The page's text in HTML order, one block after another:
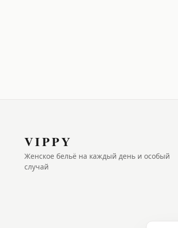
VIPPY
Женское бельё на каждый день и особый
случай